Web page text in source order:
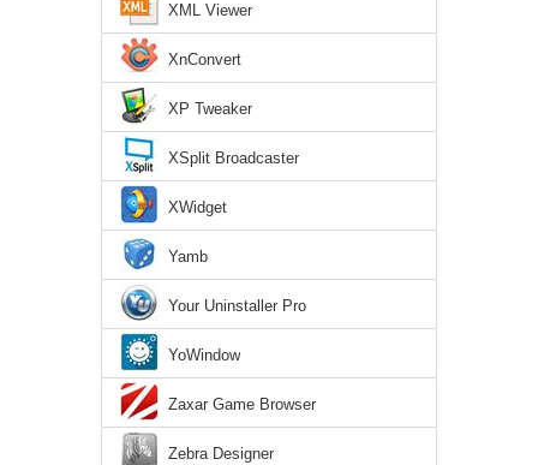
XML Viewer
XnConvert
XP Tweaker
XSplit Broadcaster
XWidget
Yamb
Your Uninstaller Pro
YoWindow
Zaxar Game Browser
Zebra Designer